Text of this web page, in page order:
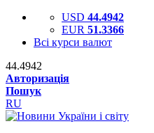
USD 44.4942
EUR 51.3366
Всі курси валют
44.4942
Авторизація
Пошук
RU